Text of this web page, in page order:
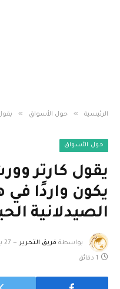
الرئيسية » حول الأسواق » يقول
حول الأسواق
يقول كارتر
يكون واردًا في
الصيدلانية
بواسطة فريق التحرير 27 يونيو، 2026
1 دقائق